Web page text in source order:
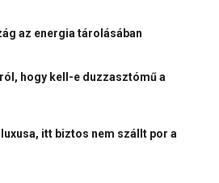
az energia tárolásában
hogy kell-e duzzasztómű a
luxusa, itt biztos nem szállt por a